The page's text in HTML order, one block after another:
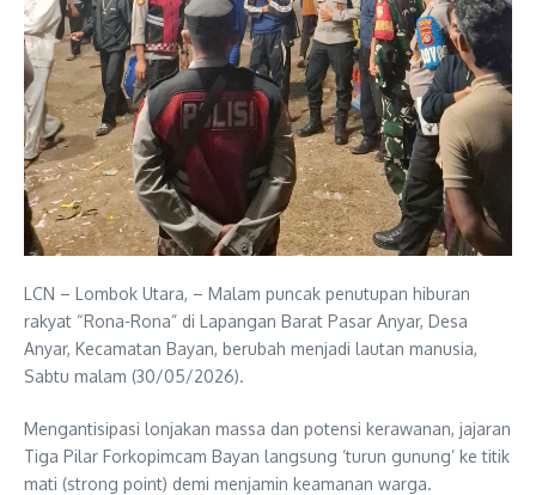
LCN – Lombok Utara, – Malam puncak penutupan hiburan
rakyat “Rona-Rona” di Lapangan Barat Pasar Anyar, Desa
Anyar, Kecamatan Bayan, berubah menjadi lautan manusia,
Sabtu malam (30/05/2026).
Mengantisipasi lonjakan massa dan potensi kerawanan, jajaran
Tiga Pilar Forkopimcam Bayan langsung ‘turun gunung’ ke titik
mati (strong point) demi menjamin keamanan warga.